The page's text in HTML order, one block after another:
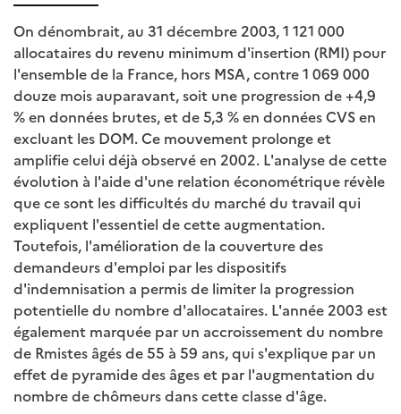
On dénombrait, au 31 décembre 2003, 1 121 000
allocataires du revenu minimum d'insertion (RMI) pour
l'ensemble de la France, hors MSA, contre 1 069 000
douze mois auparavant, soit une progression de +4,9
% en données brutes, et de 5,3 % en données CVS en
excluant les DOM. Ce mouvement prolonge et
amplifie celui déjà observé en 2002. L'analyse de cette
évolution à l'aide d'une relation économétrique révèle
que ce sont les difficultés du marché du travail qui
expliquent l'essentiel de cette augmentation.
Toutefois, l'amélioration de la couverture des
demandeurs d'emploi par les dispositifs
d'indemnisation a permis de limiter la progression
potentielle du nombre d'allocataires. L'année 2003 est
également marquée par un accroissement du nombre
de Rmistes âgés de 55 à 59 ans, qui s'explique par un
effet de pyramide des âges et par l'augmentation du
nombre de chômeurs dans cette classe d'âge.